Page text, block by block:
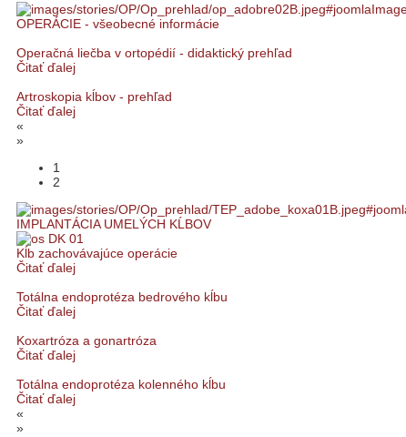
OPERÁCIE - všeobecné informácie
Operačná liečba v ortopédií - didaktický prehľad
Čitať ďalej
Artroskopia kĺbov - prehľad
Čitať ďalej
«
»
1
2
IMPLANTÁCIA UMELÝCH KĹBOV
Kĺb zachovávajúce operácie
Čitať ďalej
Totálna endoprotéza bedrového kĺbu
Čitať ďalej
Koxartróza a gonartróza
Čitať ďalej
Totálna endoprotéza kolenného kĺbu
Čitať ďalej
«
»